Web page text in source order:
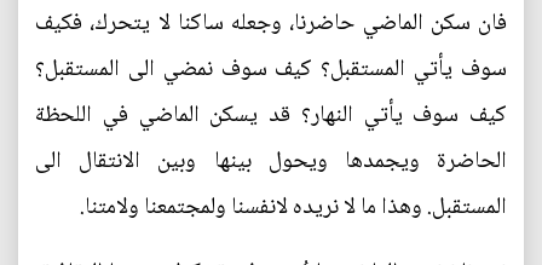
فان سكن الماضي حاضرنا، وجعله ساكنا لا يتحرك، فكيف
سوف يأتي المستقبل؟ كيف سوف نمضي الى المستقبل؟
كيف سوف يأتي النهار؟ قد يسكن الماضي في اللحظة
الحاضرة ويجمدها ويحول بينها وبين الانتقال الى
المستقبل. وهذا ما لا نريده لانفسنا ولمجتمعنا ولامتنا.